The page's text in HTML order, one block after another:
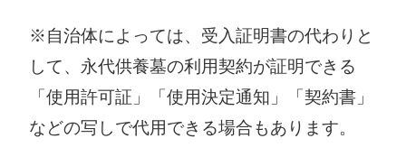
※自治体によっては、受入証明書の代わりと
して、永代供養墓の利用契約が証明できる
「使用許可証」「使用決定通知」「契約書」
などの写しで代用できる場合もあります。